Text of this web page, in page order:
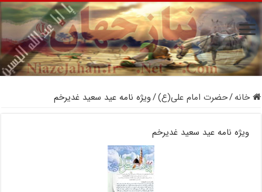
خانه/حضرت امام علی(ع)/ویژه نامه عید سعید غدیرخم
ویژه نامه عید سعید غدیرخم